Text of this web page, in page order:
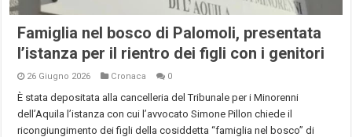
Famiglia nel bosco di Palomoli, presentata
l’istanza per il rientro dei figli con i genitori
26 Giugno 2026 Cronaca 0
È stata depositata alla cancelleria del Tribunale per i Minorenni
dell’Aquila l’istanza con cui l’avvocato Simone Pillon chiede il
ricongiungimento dei figli della cosiddetta “famiglia nel bosco” di